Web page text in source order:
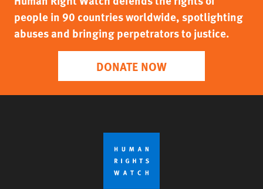
people in 90 countries worldwide, spotlighting
abuses and bringing perpetrators to justice.
DONATE NOW